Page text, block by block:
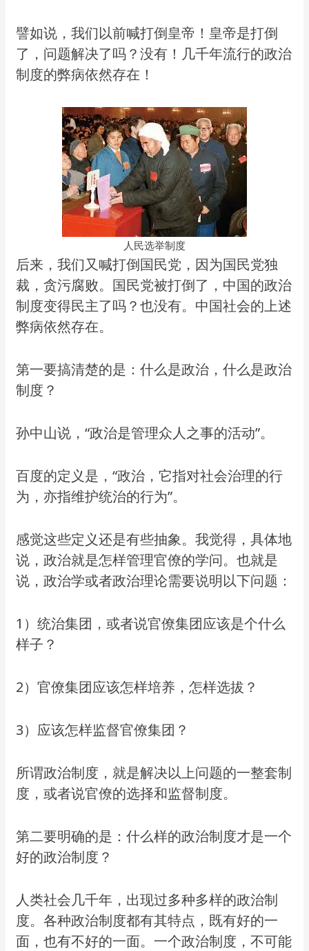
譬如说，我们以前喊打倒皇帝！皇帝是打倒
了，问题解决了吗？没有！几千年流行的政治
制度的弊病依然存在！
人民选举制度
后来，我们又喊打倒国民党，因为国民党独
裁，贪污腐败。国民党被打倒了，中国的政治
制度变得民主了吗？也没有。中国社会的上述
弊病依然存在。
第一要搞清楚的是：什么是政治，什么是政治
制度？
孙中山说，“政治是管理众人之事的活动”。
百度的定义是，“政治，它指对社会治理的行
为，亦指维护统治的行为”。
感觉这些定义还是有些抽象。我觉得，具体地
说，政治就是怎样管理官僚的学问。也就是
说，政治学或者政治理论需要说明以下问题：
1）统治集团，或者说官僚集团应该是个什么
样子？
2）官僚集团应该怎样培养，怎样选拔？
3）应该怎样监督官僚集团？
所谓政治制度，就是解决以上问题的一整套制
度，或者说官僚的选择和监督制度。
第二要明确的是：什么样的政治制度才是一个
好的政治制度？
人类社会几千年，出现过多种多样的政治制
度。各种政治制度都有其特点，既有好的一
面，也有不好的一面。一个政治制度，不可能